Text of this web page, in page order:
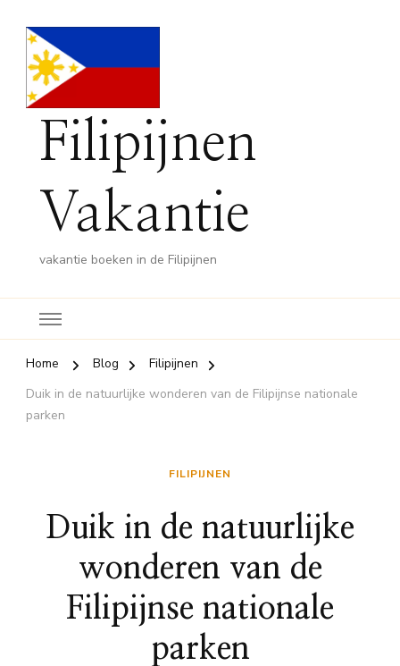
Filipijnen
Vakantie
vakantie boeken in de Filipijnen
Home Blog
Filipijnen
Duik in de natuurlijke wonderen van de Filipijnse nationale
parken
FILIPIJNEN
Duik in de natuurlijke
wonderen van de
Filipijnse nationale
parken